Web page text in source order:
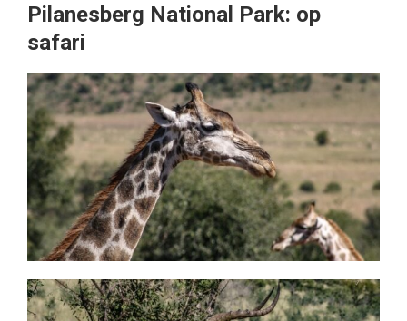
Pilanesberg National Park: op
safari